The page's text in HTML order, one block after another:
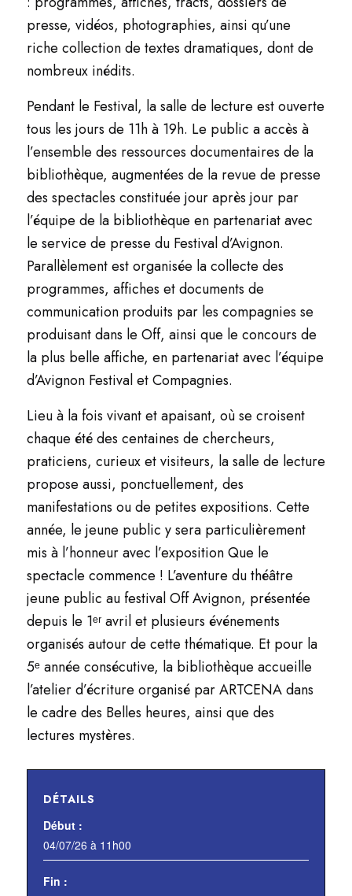
presse, vidéos, photographies, ainsi qu’une
riche collection de textes dramatiques, dont de
nombreux inédits.
Pendant le Festival, la salle de lecture est ouverte
tous les jours de 11h à 19h. Le public a accès à
l’ensemble des ressources documentaires de la
bibliothèque, augmentées de la revue de presse
des spectacles constituée jour après jour par
l’équipe de la bibliothèque en partenariat avec
le service de presse du Festival d’Avignon.
Parallèlement est organisée la collecte des
programmes, affiches et documents de
communication produits par les compagnies se
produisant dans le Off, ainsi que le concours de
la plus belle affiche, en partenariat avec l’équipe
d’Avignon Festival et Compagnies.
Lieu à la fois vivant et apaisant, où se croisent
chaque été des centaines de chercheurs,
praticiens, curieux et visiteurs, la salle de lecture
propose aussi, ponctuellement, des
manifestations ou de petites expositions. Cette
année, le jeune public y sera particulièrement
mis à l’honneur avec l’expositionQue le
spectacle commence ! L’aventure du théâtre
jeune public au festival Off Avignon, présentée
depuis le 1ᵉʳ avril et plusieurs événements
organisés autour de cette thématique. Et pour la
5ᵉ année consécutive, la bibliothèque accueille
l’atelier d’écriture organisé par ARTCENA dans
le cadre des Belles heures, ainsi que des
lectures mystères.
DÉTAILS
Début :
04/07/26 à 11h00
Fin :